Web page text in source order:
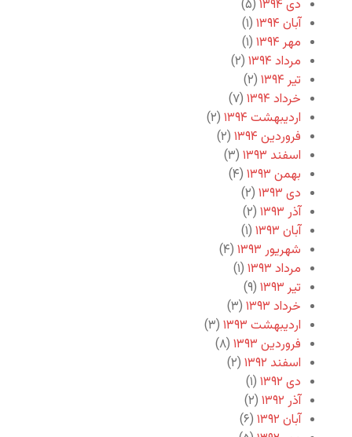
دی ۱۳۹۴
(۵)
آبان ۱۳۹۴
(۱)
مهر ۱۳۹۴
(۱)
مرداد ۱۳۹۴
(۲)
تیر ۱۳۹۴
(۲)
خرداد ۱۳۹۴
(۷)
اردیبهشت ۱۳۹۴
(۲)
فروردین ۱۳۹۴
(۲)
اسفند ۱۳۹۳
(۳)
بهمن ۱۳۹۳
(۴)
دی ۱۳۹۳
(۲)
آذر ۱۳۹۳
(۲)
آبان ۱۳۹۳
(۱)
شهریور ۱۳۹۳
(۴)
مرداد ۱۳۹۳
(۱)
تیر ۱۳۹۳
(۹)
خرداد ۱۳۹۳
(۳)
اردیبهشت ۱۳۹۳
(۳)
فروردین ۱۳۹۳
(۸)
اسفند ۱۳۹۲
(۲)
دی ۱۳۹۲
(۱)
آذر ۱۳۹۲
(۲)
آبان ۱۳۹۲
(۶)